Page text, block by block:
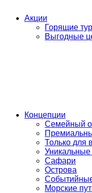
Акции
Горящие
Выгодные
Концепции
Семейный
Только для
Уникальные
Сафари
Острова
Морские